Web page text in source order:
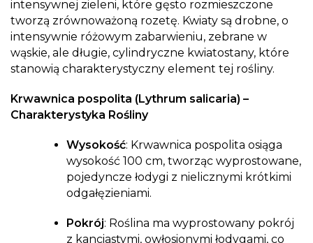
intensywnej zieleni, które gęsto rozmieszczone
tworzą zrównoważoną rozetę. Kwiaty są drobne, o
intensywnie różowym zabarwieniu, zebrane w
wąskie, ale długie, cylindryczne kwiatostany, które
stanowią charakterystyczny element tej rośliny.
Krwawnica pospolita (Lythrum salicaria) –
Charakterystyka Rośliny
Wysokość: Krwawnica pospolita osiąga
wysokość 100 cm, tworząc wyprostowane,
pojedyncze łodygi z nielicznymi krótkimi
odgałęzieniami.
Pokrój: Roślina ma wyprostowany pokrój
z kanciastymi, owłosionymi łodygami, co